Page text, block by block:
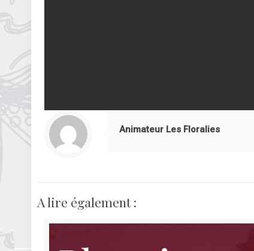
Animateur Les Floralies
A lire également :